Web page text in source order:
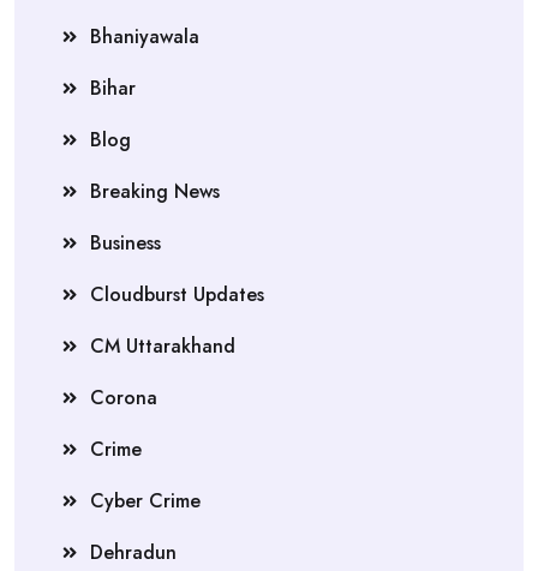
Bhaniyawala
Bihar
Blog
Breaking News
Business
Cloudburst Updates
CM Uttarakhand
Corona
Crime
Cyber Crime
Dehradun